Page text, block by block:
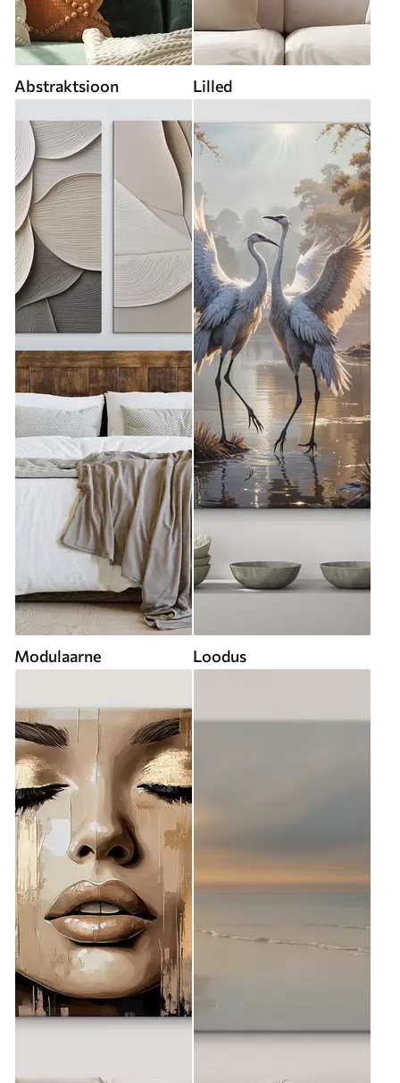
Abstraktsioon Lilled
Modulaarne Loodus